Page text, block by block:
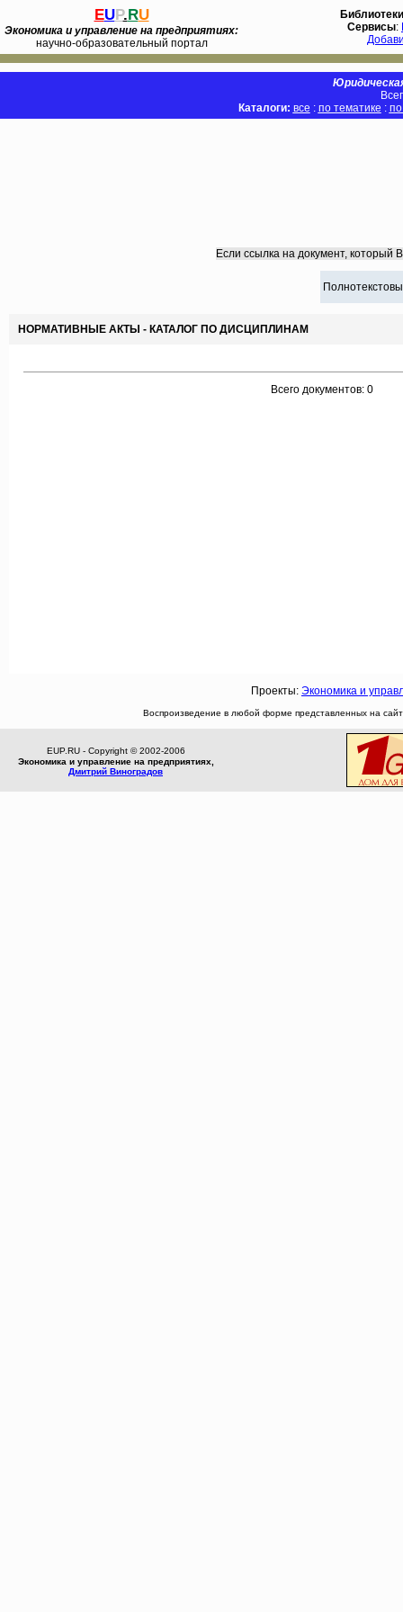
EUP.RU
Экономика и управление на предприятиях:
научно-образовательный портал
Библиотеки
Сервисы:
Каталоги: все : по тематике :
Если ссылка на документ, который
НОРМАТИВНЫЕ АКТЫ - КАТАЛОГ ПО ДИСЦИПЛИНАМ
Всего документов: 0
Проекты: Экономика и
Воспроизведение в любой форме представленных на
EUP.RU - Copyright © 2002-2006
Экономика и управление на предприятиях,
Дмитрий Виноградов